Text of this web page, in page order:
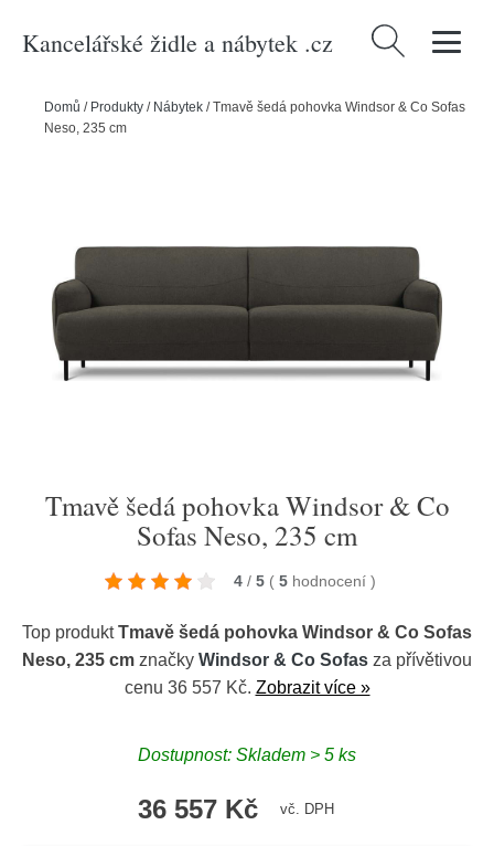
Kancelářské židle a nábytek .cz Vyhledávání
Domů / Produkty / Nábytek /Tmavě šedá pohovka Windsor & Co Sofas
Neso, 235 cm
Tmavě šedá pohovka Windsor & Co
Sofas Neso, 235 cm
4 / 5 ( 5 hodnocení )
Top produktTmavě šedá pohovka Windsor & Co Sofas
Neso, 235 cm značky Windsor & Co Sofas za přívětivou
cenu 36 557 Kč. Zobrazit více »
Dostupnost: Skladem > 5 ks
36 557 Kč vč. DPH